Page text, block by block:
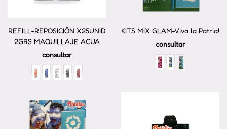
REFILL-REPOSICIÓN X25UNID
2GRS MAQUILLAJE ACUA
consultar
KITS MIX GLAM-Viva la Patria!
consultar